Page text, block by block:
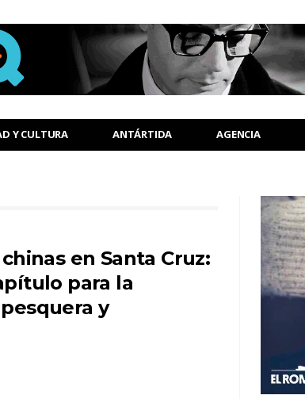
Y CULTURA ANTÁRTIDA AGENCIA
en Santa Cruz:
para la
y